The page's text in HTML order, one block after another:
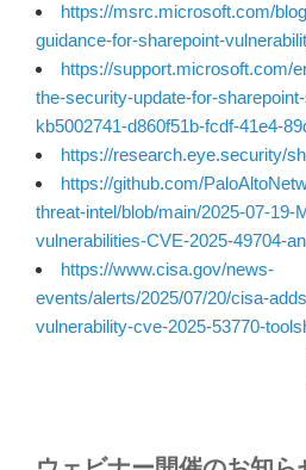
https://msrc.microsoft.com/
guidance-for-sharepoint-
https://support.microsoft.com/
the-security-update-for-
kb5002741-d860f51b-fcdf-41e4-
https://research.eye.security/
https://github.com/
threat-intel/blob/main/2025-07-19-
vulnerabilities-CVE-2025-49704-
https://www.cisa.gov/news-
events/alerts/2025/07/20/cisa-
vulnerability-cve-2025-53770-